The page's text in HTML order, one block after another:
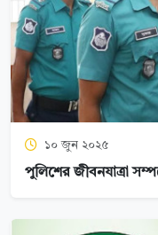
১০ জুন ২০২৫
পুলিশের জীবনযাত্রা